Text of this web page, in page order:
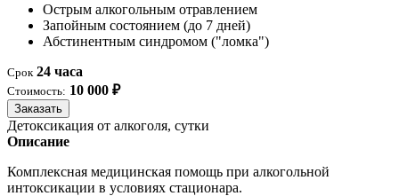
Острым алкогольным отравлением
Запойным состоянием (до 7 дней)
Абстинентным синдромом ("ломка")
Срок 24 часа
Стоимость: 10 000 ₽
Заказать
Детоксикация от алкоголя, сутки
Описание
Комплексная медицинская помощь при алкогольной
интоксикации в условиях стационара.